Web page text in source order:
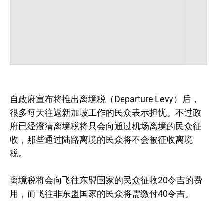
自政府宣布将推出离境税（Departure Levy）后，
很多每天往返新加坡工作的民众表示担忧。不过政
府已经澄清离境税将只会向通过机场离境的民众征
收，那些通过陆路离境的民众将不会被征收离境
税。
离境税将会向飞往东盟国家的民众征收20令吉的费
用，而飞往非东盟国家的民众将需缴付40令吉。